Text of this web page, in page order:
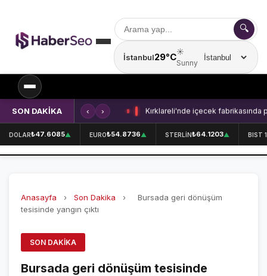
🔍
İstanbul29°C☀️
Sunny
Şehir seçin
SPOR
SPOR HABERLERİ
FENERBAHÇE
ÖZEL SAYFALAR
SON DAKİKA ‹ › Kırklareli'nde içecek fabrikasında
DOLAR₺47.6085▲ EURO₺54.8736▲ STERLİN₺64.1203▲ BIST
Anasayfa › Son Dakika ›
Bursada geri dönüşüm
tesisinde yangın çıktı
SON DAKIKA
Bursada geri dönüşüm tesisinde